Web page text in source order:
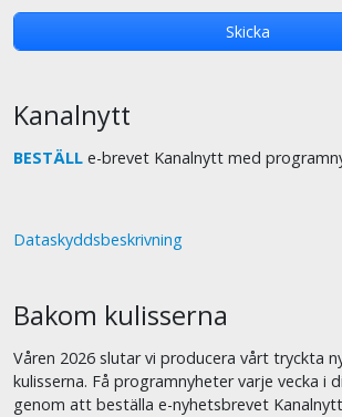
Kanalnytt
BESTÄLL e-brevet Kanalnytt med
Dataskyddsbeskrivning
Bakom kulisserna
Våren 2026 slutar vi producera vårt tryckta
kulisserna. Få programnyheter varje vecka i
genom att beställa e-nyhetsbrevet